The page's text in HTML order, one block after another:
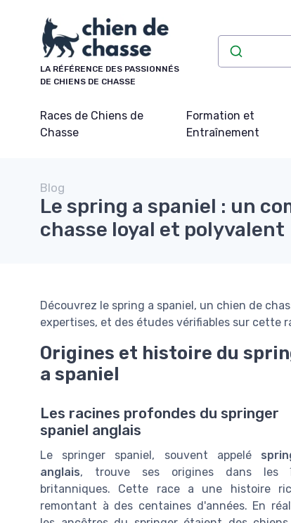
LA RÉFÉRENCE DES PASSIONNÉS
DE CHIENS DE CHASSE
Races de Chiens de
Chasse
Formation et
Entraînement
Blog
Le spring a spaniel : un
chasse loyal et polyvalent
Découvrez le spring a spaniel, un chien de
expertises, et des études vérifiables sur cette
Origines et histoire du
a spaniel
Les racines profondes du springer
spaniel anglais
Le springer spaniel, souvent appelé
anglais, trouve ses origines dans les
britanniques. Cette race a une histoire
remontant à des centaines d'années. En